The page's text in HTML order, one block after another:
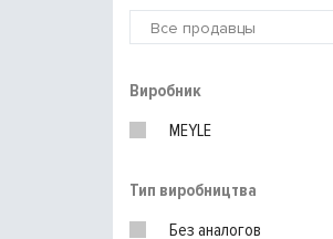
Виробник
MEYLE
Тип виробництва
Без аналогов